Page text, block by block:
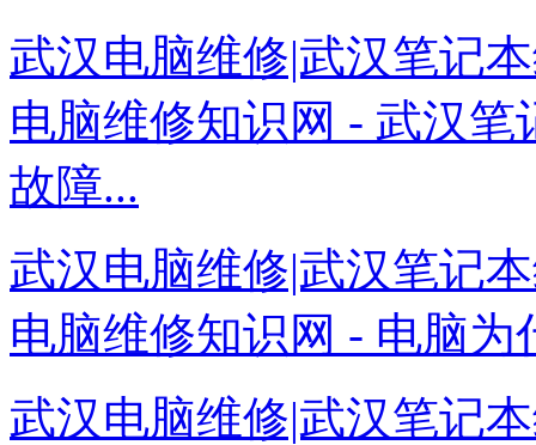
武汉电脑维修|武汉笔记
电脑维修知识网 - 武汉
故障...
武汉电脑维修|武汉笔记
电脑维修知识网 - 电脑
武汉电脑维修|武汉笔记